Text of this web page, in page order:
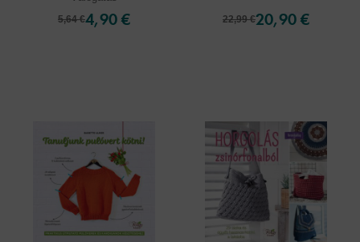
5,64 €4,90 € 22,99 €20,90 €